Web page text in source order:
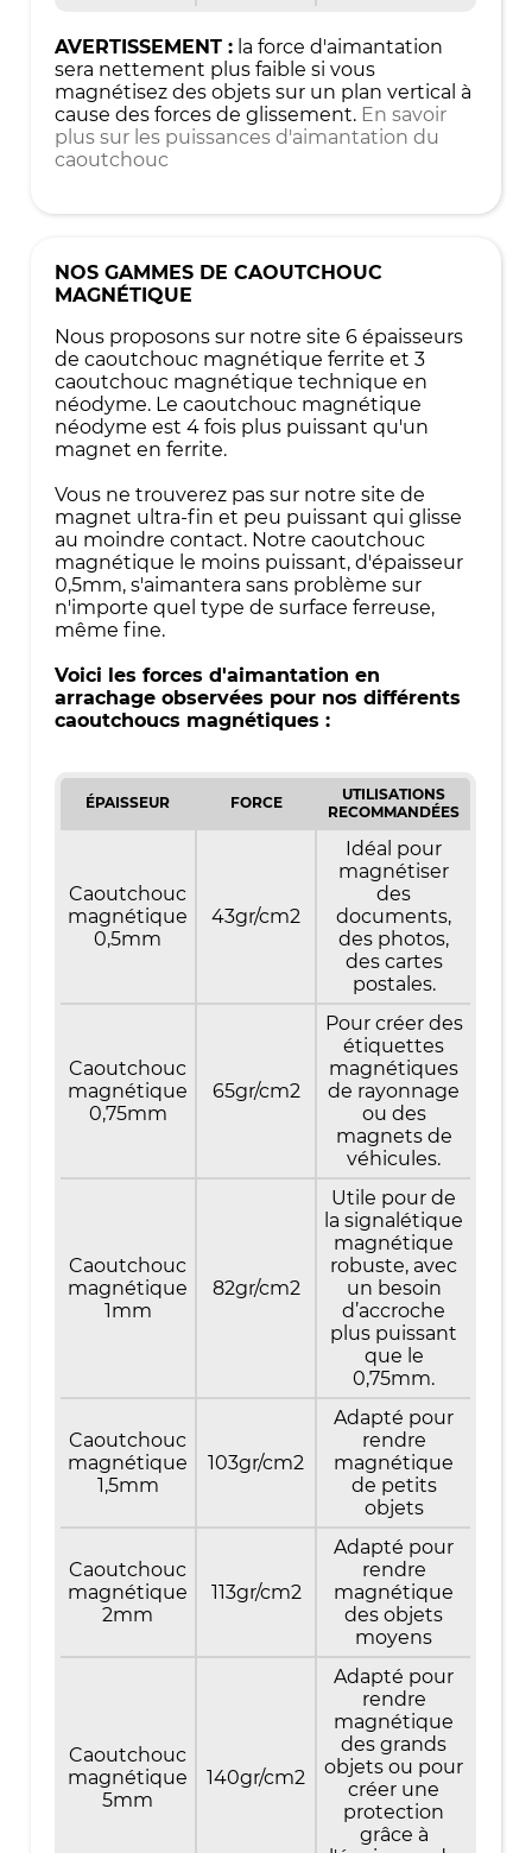
AVERTISSEMENT : la force d'aimantation
sera nettement plus faible si vous
magnétisez des objets sur un plan vertical à
cause des forces de glissement. En savoir
plus sur les puissances d'aimantation du
caoutchouc
NOS GAMMES DE CAOUTCHOUC
MAGNÉTIQUE
Nous proposons sur notre site 6 épaisseurs
de caoutchouc magnétique ferrite et 3
caoutchouc magnétique technique en
néodyme. Le caoutchouc magnétique
néodyme est 4 fois plus puissant qu'un
magnet en ferrite.
Vous ne trouverez pas sur notre site de
magnet ultra-fin et peu puissant qui glisse
au moindre contact. Notre caoutchouc
magnétique le moins puissant, d'épaisseur
0,5mm, s'aimantera sans problème sur
n'importe quel type de surface ferreuse,
même fine.
Voici les forces d'aimantation en
arrachage observées pour nos différents
caoutchoucs magnétiques :
ÉPAISSEUR FORCE
UTILISATIONS
RECOMMANDÉES
Caoutchouc
magnétique
0,5mm
43gr/cm2
Idéal pour
magnétiser
des
documents,
des photos,
des cartes
postales.
Caoutchouc
magnétique
0,75mm
65gr/cm2
Pour créer des
étiquettes
magnétiques
de rayonnage
ou des
magnets de
véhicules.
Caoutchouc
magnétique
1mm
82gr/cm2
Utile pour de
la signalétique
magnétique
robuste, avec
un besoin
d’accroche
plus puissant
que le
0,75mm.
Caoutchouc
magnétique
1,5mm
103gr/cm2
Adapté pour
rendre
magnétique
de petits
objets
Caoutchouc
magnétique
2mm
113gr/cm2
Adapté pour
rendre
magnétique
des objets
moyens
Caoutchouc
magnétique
5mm
140gr/cm2
Adapté pour
rendre
magnétique
des grands
objets ou pour
créer une
protection
grâce à